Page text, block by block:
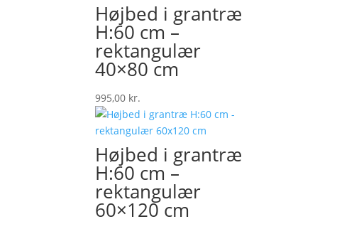
Højbed i grantræ
H:60 cm –
rektangulær
40×80 cm
995,00 kr.
Højbed i grantræ
H:60 cm –
rektangulær
60×120 cm